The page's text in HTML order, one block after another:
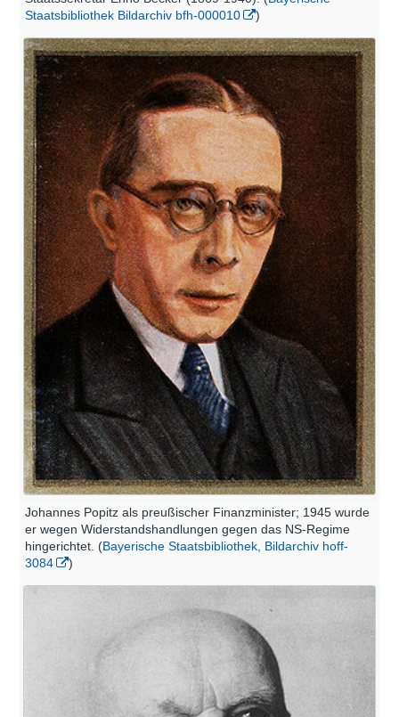
Staatsbibliothek Bildarchiv bfh-000010
)
Johannes Popitz als preußischer Finanzminister; 1945 wurde
er wegen Widerstandshandlungen gegen das NS-Regime
hingerichtet. (Bayerische Staatsbibliothek, Bildarchiv hoff-
3084
)